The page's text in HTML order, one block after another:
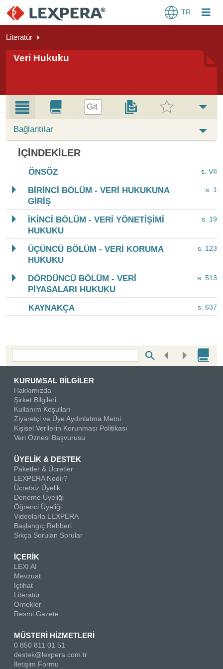
TR
Literatür
Veri Hukuku
Git
Bağlantılar
İÇINDEKILER
ÖNSÖZ s. VII
BİRİNCİ BÖLÜM - VERİ HUKUKUNA
GİRİŞ
s. 1
İKİNCİ BÖLÜM - VERİ YÖNETİŞİMİ
HUKUKU
s. 19
ÜÇÜNCÜ BÖLÜM - VERİ KORUMA
HUKUKU
s. 123
DÖRDÜNCÜ BÖLÜM - VERİ
PİYASALARI HUKUKU
s. 513
KAYNAKÇA s. 637
Bottom Search Toolbar Highlight Text
KURUMSAL BİLGİLER
Hakkımızda
Şirket Bilgileri
Kullanım Koşulları
Ziyaretçi ve Üye Aydınlatma Metni
Kişisel Verilerin Korunması Politikası
Veri Öznesi Başvurusu
ÜYELİK & DESTEK
Paketler & Ücretler
LEXPERA Nedir?
Ücretsiz Üyelik
Deneme Üyeliği
Öğrenci Üyeliği
Videolarla LEXPERA
Başlangıç Rehberi
Sıkça Sorulan Sorular
İÇERİK
LEXI AI
Mevzuat
İçtihat
Literatür
Örnekler
Resmi Gazete
MÜSTERİ HİZMETLERİ
0 850 811 01 51
destek@lexpera.com.tr
İletişim Formu